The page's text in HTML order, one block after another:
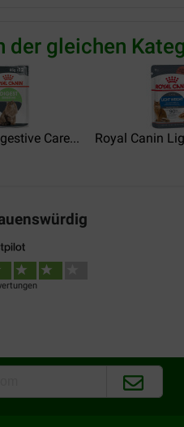
Alles bestens- gerne
der gleichen
Care... Royal Canin